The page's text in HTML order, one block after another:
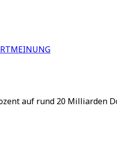
MEINUNG
auf rund 20 Milliarden